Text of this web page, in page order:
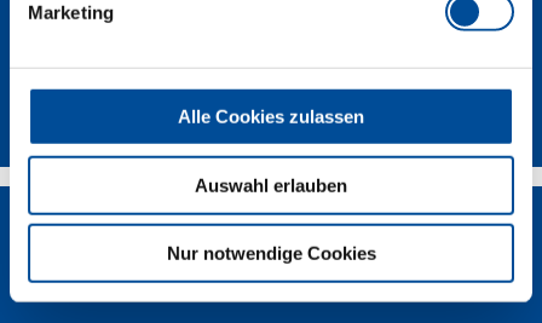
Marketing
Alle Cookies zulassen
Auswahl erlauben
Nur notwendige Cookies
Newsletter